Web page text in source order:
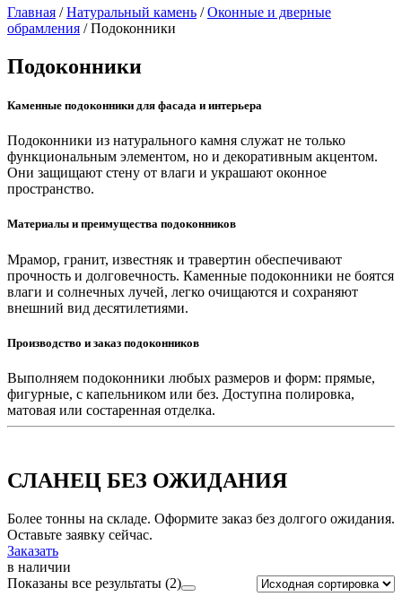
Главная /Натуральный камень /Оконные и дверные
обрамления / Подоконники
Подоконники
Каменные подоконники для фасада и интерьера
Подоконники из натурального камня служат не только
функциональным элементом, но и декоративным акцентом.
Они защищают стену от влаги и украшают оконное
пространство.
Материалы и преимущества подоконников
Мрамор, гранит, известняк и травертин обеспечивают
прочность и долговечность. Каменные подоконники не боятся
влаги и солнечных лучей, легко очищаются и сохраняют
внешний вид десятилетиями.
Производство и заказ подоконников
Выполняем подоконники любых размеров и форм: прямые,
фигурные, с капельником или без. Доступна полировка,
матовая или состаренная отделка.
СЛАНЕЦ БЕЗ ОЖИДАНИЯ
Более тонны на складе. Оформите заказ без долгого ожидания.
Оставьте заявку сейчас.
Заказать
в наличии
Показаны все результаты (2)